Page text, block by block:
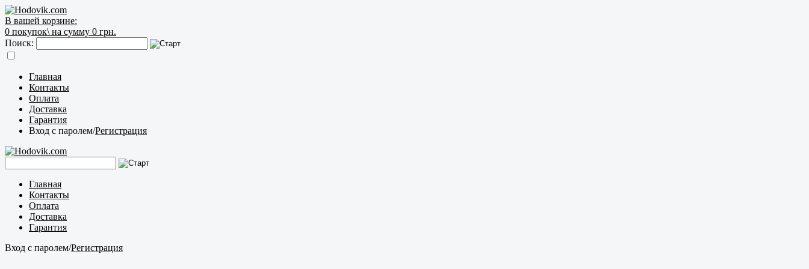
В вашей корзине:
0 покупок\ на сумму 0 грн.
Поиск:
Главная
Контакты
Оплата
Доставка
Гарантия
Вход с паролем/Регистрация
Главная
Контакты
Оплата
Доставка
Гарантия
Вход с паролем/Регистрация